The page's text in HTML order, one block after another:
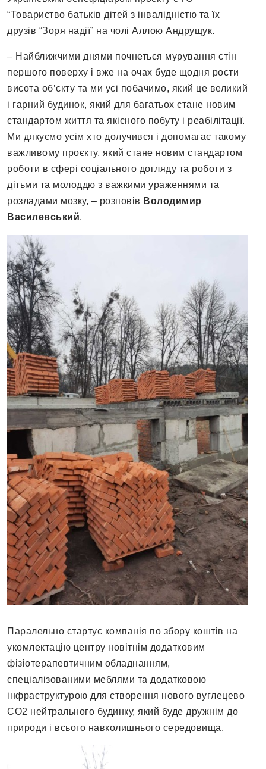
“Товариство батьків дітей з інвалідністю та їх
друзів “Зоря надії” на чолі Аллою Андрущук.
– Найближчими днями почнеться мурування стін
першого поверху і вже на очах буде щодня рости
висота об’єкту та ми усі побачимо, який це великий
і гарний будинок, який для багатьох стане новим
стандартом життя та якісного побуту і реабілітації.
Ми дякуємо усім хто долучився і допомагає такому
важливому проєкту, який стане новим стандартом
роботи в сфері соціального догляду та роботи з
дітьми та молоддю з важкими ураженнями та
розладами мозку, – розповів Володимир
Василевський.
Паралельно стартує компанія по збору коштів на
укомлектацію центру новітнім додатковим
фізіотерапевтичним обладнанням,
спеціалізованими меблями та додатковою
інфраструктурою для створення нового вуглецево
СО2 нейтрального будинку, який буде дружнім до
природи і всього навколишнього середовища.